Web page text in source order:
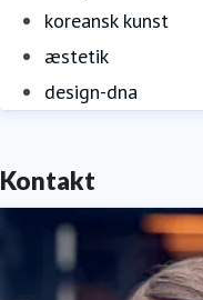
koreansk kunst
æstetik
design-dna
Kontakt